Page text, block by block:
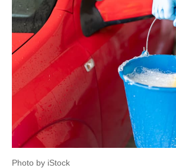
Photo by iStock